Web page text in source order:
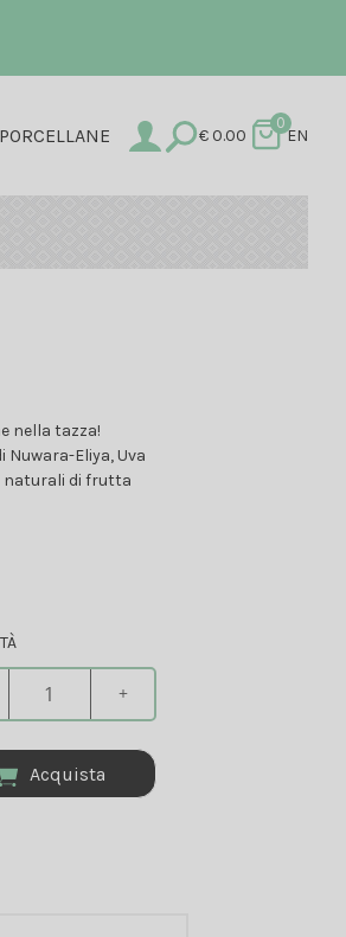
€ 0.00
0
EN
nella tazza!
Eliya, Uva
naturali di frutta
+
Acquista